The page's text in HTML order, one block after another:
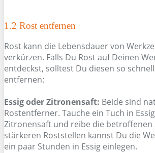
1.2 Rost entfernen
Rost kann die Lebensdauer von
verkürzen. Falls Du Rost auf Deinen
entdeckst, solltest Du diesen so
entfernen:
Essig oder Zitronensaft: Beide sind
Rostentferner. Tauche ein Tuch in
Zitronensaft und reibe die betroffenen
stärkeren Roststellen kannst Du die
ein paar Stunden in Essig einlegen.